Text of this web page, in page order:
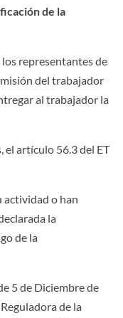
de la
representantes de
del trabajador
al trabajador la
el artículo 56.3 del ET
actividad o han
la
de la
5 de Diciembre de
de la